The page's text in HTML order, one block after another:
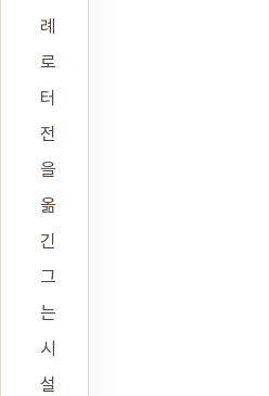
례
로
터
전
을
옮
긴
그
는
시
설